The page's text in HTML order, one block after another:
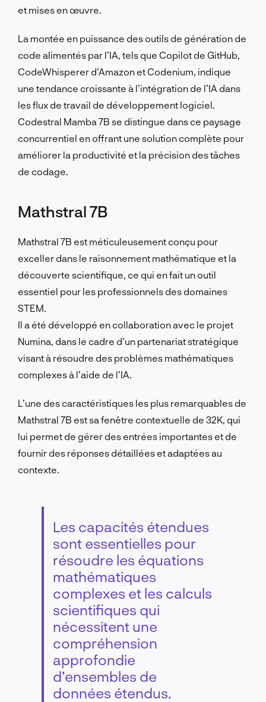
et mises en œuvre.
La montée en puissance des outils de génération de
code alimentés par l’IA, tels que Copilot de GitHub,
CodeWhisperer d’Amazon et Codenium, indique
une tendance croissante à l’intégration de l’IA dans
les flux de travail de développement logiciel.
Codestral Mamba 7B se distingue dans ce paysage
concurrentiel en offrant une solution complète pour
améliorer la productivité et la précision des tâches
de codage.
Mathstral 7B
Mathstral 7B est méticuleusement conçu pour
exceller dans le raisonnement mathématique et la
découverte scientifique, ce qui en fait un outil
essentiel pour les professionnels des domaines
STEM.
Il a été développé en collaboration avec le projet
Numina, dans le cadre d’un partenariat stratégique
visant à résoudre des problèmes mathématiques
complexes à l’aide de l’IA.
L’une des caractéristiques les plus remarquables de
Mathstral 7B est sa fenêtre contextuelle de 32K, qui
lui permet de gérer des entrées importantes et de
fournir des réponses détaillées et adaptées au
contexte.
Les capacités étendues
sont essentielles pour
résoudre les équations
mathématiques
complexes et les calculs
scientifiques qui
nécessitent une
compréhension
approfondie
d’ensembles de
données étendus.